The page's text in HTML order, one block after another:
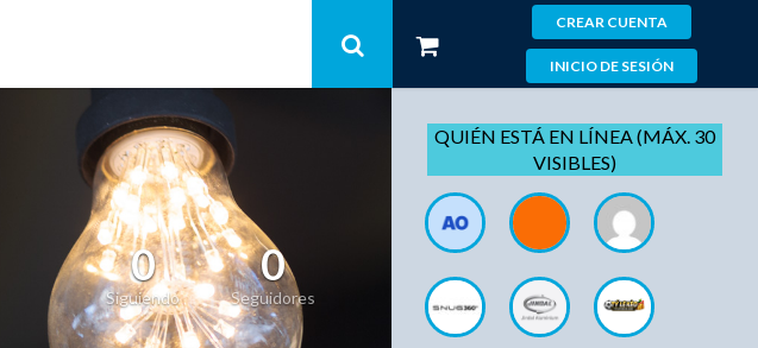
CREAR CUENTA
INICIO DE SESIÓN
0
Siguiendo
0
Seguidores
QUIÉN ESTÁ EN LÍNEA (MÁX. 30
VISIBLES)